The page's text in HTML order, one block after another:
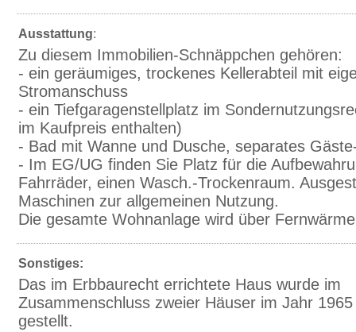
Ausstattung:
Zu diesem Immobilien-Schnäppchen gehören:
- ein geräumiges, trockenes Kellerabteil mit
Stromanschuss
- ein Tiefgaragenstellplatz im
im Kaufpreis enthalten)
- Bad mit Wanne und Dusche, separates
- Im EG/UG finden Sie Platz für die
Fahrräder, einen Wasch.-Trockenraum.
Maschinen zur allgemeinen Nutzung.
Die gesamte Wohnanlage wird über
Sonstiges:
Das im Erbbaurecht errichtete Haus wurde im
Zusammenschluss zweier Häuser im Jahr
gestellt.